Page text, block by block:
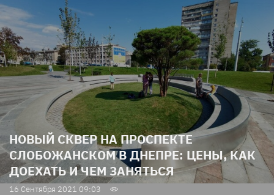
НОВЫЙ СКВЕР НА ПРОСПЕКТЕ
СЛОБОЖАНСКОМ В ДНЕПРЕ: ЦЕНЫ, КАК
ДОЕХАТЬ И ЧЕМ ЗАНЯТЬСЯ
16 Сентября 2021 09:03